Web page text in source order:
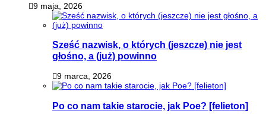
9 maja, 2026
Sześć nazwisk, o których (jeszcze) nie jest
głośno, a (już) powinno
9 marca, 2026
Po co nam takie starocie, jak Poe? [felieton]